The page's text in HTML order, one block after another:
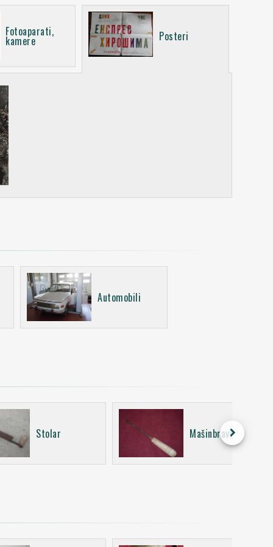
Fotoaparati,
kamere Posteri
Automobili
Stolar Mašinbravar
keyboard_arrow_right